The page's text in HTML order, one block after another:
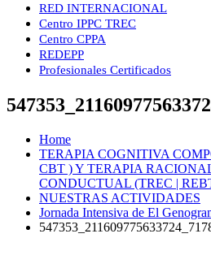
RED INTERNACIONAL
Centro IPPC TREC
Centro CPPA
REDEPP
Profesionales Certificados
Home
TERAPIA COGNITIVA
CBT ) Y TERAPIA
CONDUCTUAL (TREC |
NUESTRAS ACTIVIDADES
Jornada Intensiva de El